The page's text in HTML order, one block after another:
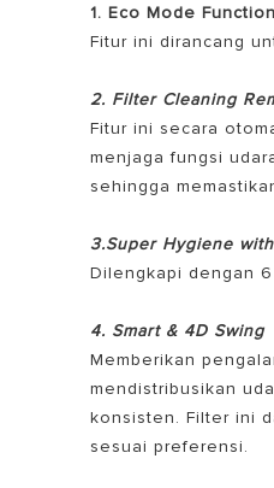
1. Eco Mode Function
Fitur ini dirancang
2. Filter Cleaning
Fitur ini secara
menjaga fungsi
sehingga
3.Super Hygiene
Dilengkapi dengan
4. Smart & 4D Swing
Memberikan
mendistribusikan
konsisten. Filter ini
sesuai preferensi.